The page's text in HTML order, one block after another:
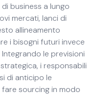
business a lungo
mercati, lanci di
allineamento
i bisogni futuri invece
le previsioni
i responsabili
di anticipo le
sourcing in modo